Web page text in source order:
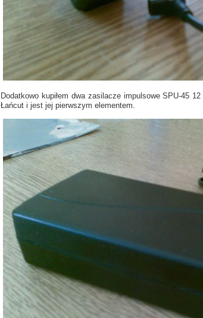
Dodatkowo kupiłem dwa zasilacze impulsowe SPU-45
Łańcut i jest jej pierwszym elementem.